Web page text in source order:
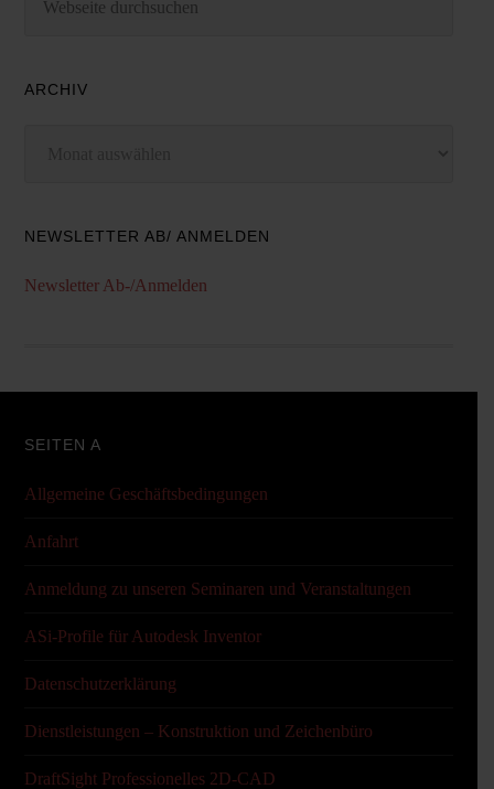
ARCHIV
NEWSLETTER AB/ ANMELDEN
Newsletter Ab-/Anmelden
SEITEN A
Allgemeine Geschäftsbedingungen
Anfahrt
Anmeldung zu unseren Seminaren und Veranstaltungen
ASi-Profile für Autodesk Inventor
Datenschutzerklärung
Dienstleistungen – Konstruktion und Zeichenbüro
DraftSight Professionelles 2D-CAD